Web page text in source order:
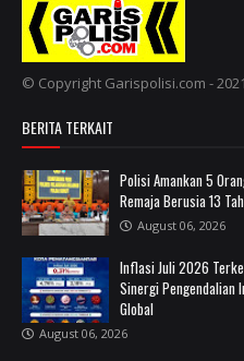
© Copyright Garispolisi.com -
BERITA TERKAIT
Polisi Amankan 5
Remaja Berusia 13
August 06, 2026
Inflasi Juli 2026
Sinergi Pengendalian
Global
August 06, 2026